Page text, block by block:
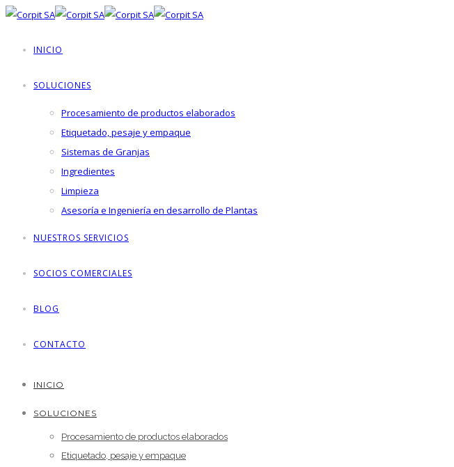
INICIO
SOLUCIONES
Procesamiento de productos elaborados
Etiquetado, pesaje y empaque
Sistemas de Granjas
Ingredientes
Limpieza
Asesoría e Ingeniería en desarrollo de Plantas
NUESTROS SERVICIOS
SOCIOS COMERCIALES
BLOG
CONTACTO
INICIO
SOLUCIONES
Procesamiento de productos elaborados
Etiquetado, pesaje y empaque